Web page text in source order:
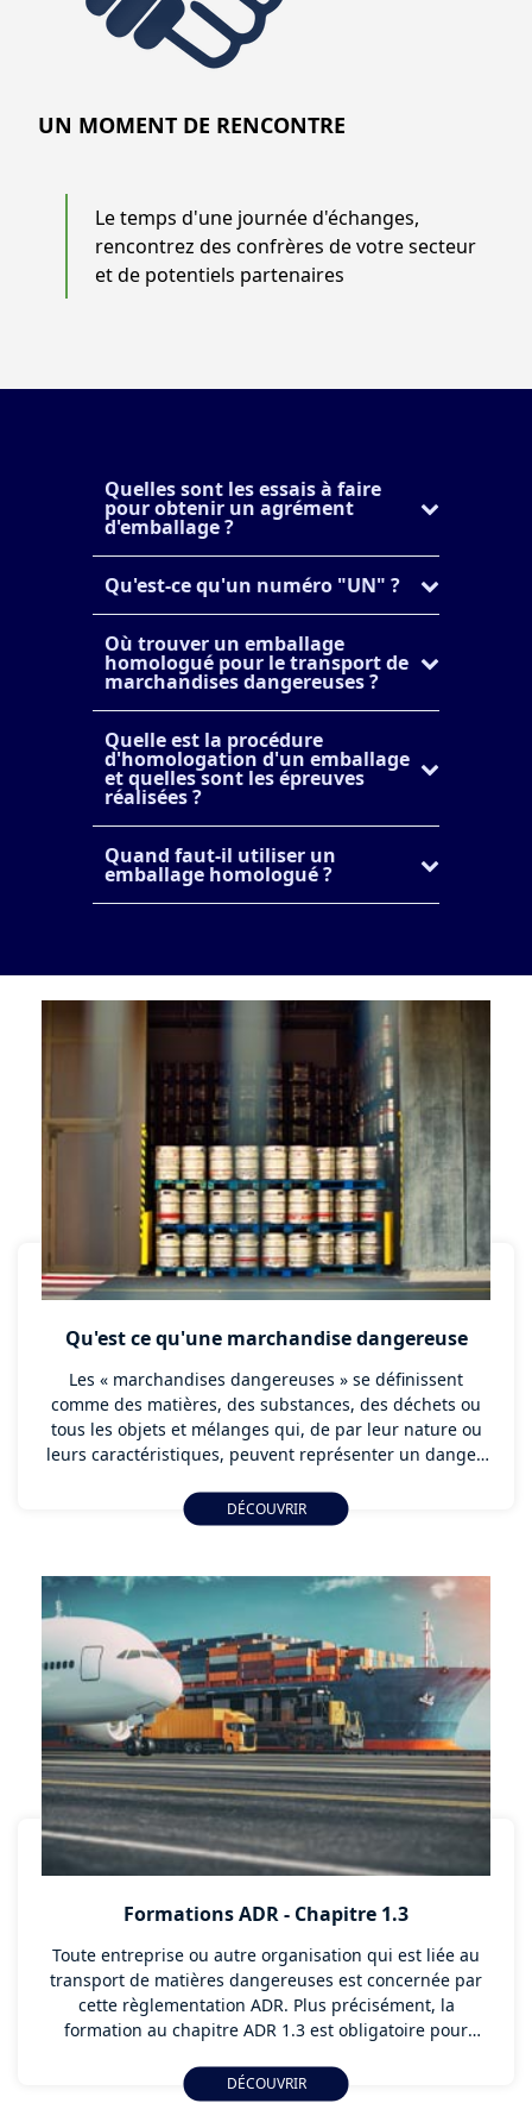
UN MOMENT DE RENCONTRE
Le temps d'une journée d'échanges,
rencontrez des confrères de votre secteur
et de potentiels partenaires
Quelles sont les essais à faire
pour obtenir un agrément
d'emballage ?
Qu'est-ce qu'un numéro "UN" ?
Où trouver un emballage
homologué pour le transport de
marchandises dangereuses ?
Quelle est la procédure
d'homologation d'un emballage
et quelles sont les épreuves
réalisées ?
Quand faut-il utiliser un
emballage homologué ?
Qu'est ce qu'une marchandise dangereuse
Les « marchandises dangereuses » se définissent
comme des matières, des substances, des déchets ou
tous les objets et mélanges qui, de par leur nature ou
leurs caractéristiques, peuvent représenter un danger.
Société, le transport de matières dangereuses est
encadré par différents règlements internationaux qui
transport de matières dangereuses.
DÉCOUVRIR
Formations ADR - Chapitre 1.3
Toute entreprise ou autre organisation qui est liée au
transport de matières dangereuses est concernée par
cette règlementation ADR. Plus précisément, la
formation au chapitre ADR 1.3 est obligatoire pour
transport des marchandises dangereuses. Cela
comprend les missions de manutention mais
DÉCOUVRIR